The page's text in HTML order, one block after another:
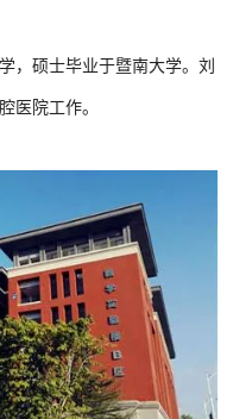
，硕士毕业于暨南大学。刘
医院工作。